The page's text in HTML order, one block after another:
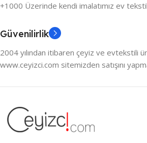
+1000 Üzerinde kendi imalatımız ev
Güvenilirlik
2004 yılından itibaren çeyiz ve evtekstili
www.ceyizci.com sitemizden satışını